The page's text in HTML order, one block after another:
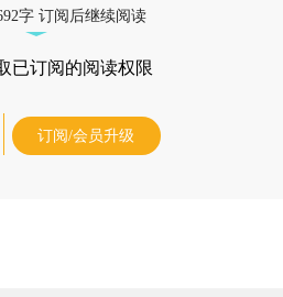
字 订阅后继续阅读
已订阅的阅读权限
订阅/会员升级